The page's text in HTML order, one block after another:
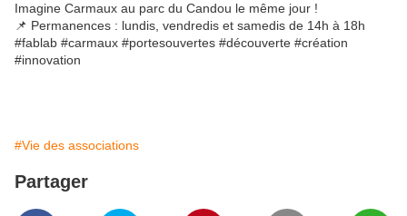
Imagine Carmaux au parc du Candou le même jour !
📌 Permanences : lundis, vendredis et samedis de 14h à 18h
#fablab #carmaux #portesouvertes #découverte #création
#innovation
#Vie des associations
Partager